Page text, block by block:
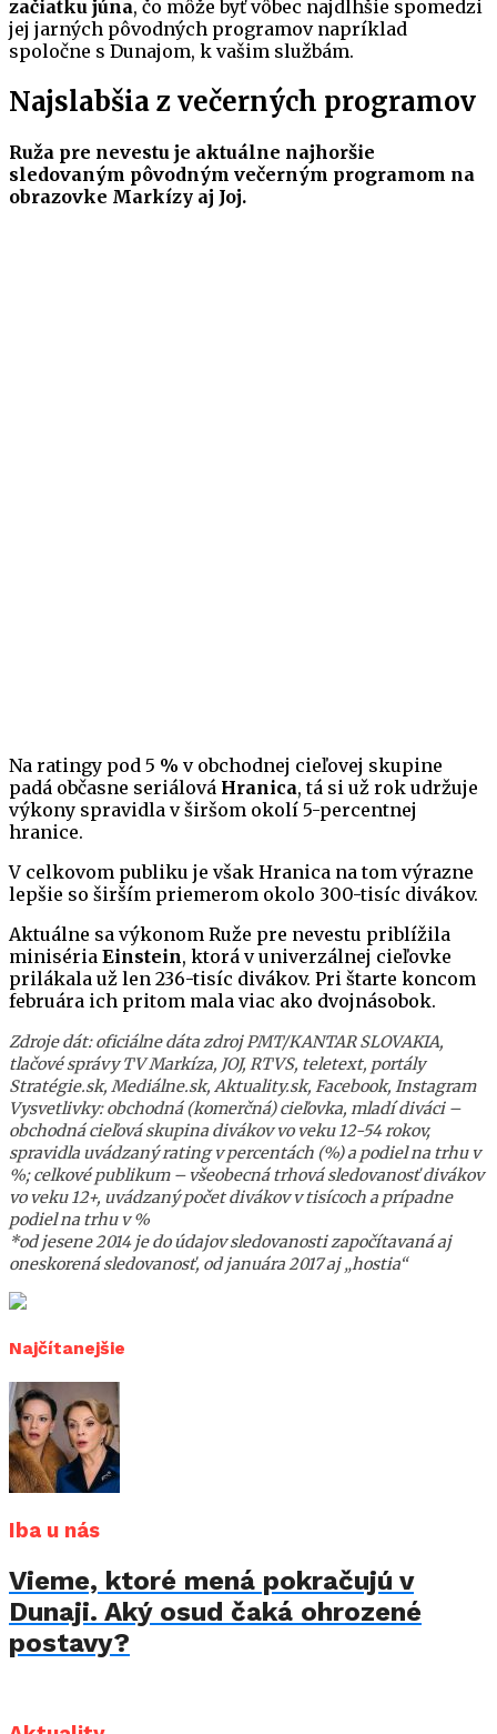
začiatku júna, čo môže byť vôbec najdlhšie spomedzi
jej jarných pôvodných programov napríklad
spoločne s Dunajom, k vašim službám.
Najslabšia z večerných programov
Ruža pre nevestu je aktuálne najhoršie
sledovaným pôvodným večerným programom na
obrazovke Markízy aj Joj.
Na ratingy pod 5 % v obchodnej cieľovej skupine
padá občasne seriálová Hranica, tá si už rok udržuje
výkony spravidla v širšom okolí 5-percentnej
hranice.
V celkovom publiku je však Hranica na tom výrazne
lepšie so širším priemerom okolo 300-tisíc divákov.
Aktuálne sa výkonom Ruže pre nevestu priblížila
miniséria Einstein, ktorá v univerzálnej cieľovke
prilákala už len 236-tisíc divákov. Pri štarte koncom
februára ich pritom mala viac ako dvojnásobok.
Zdroje dát: oficiálne dáta zdroj PMT/KANTAR SLOVAKIA,
tlačové správy TV Markíza, JOJ, RTVS, teletext, portály
Stratégie.sk, Mediálne.sk, Aktuality.sk, Facebook, Instagram
Vysvetlivky: obchodná (komerčná) cieľovka, mladí diváci –
obchodná cieľová skupina divákov vo veku 12-54 rokov,
spravidla uvádzaný rating v percentách (%) a podiel na trhu v
%; celkové publikum – všeobecná trhová sledovanosť divákov
vo veku 12+, uvádzaný počet divákov v tisícoch a prípadne
podiel na trhu v %
*od jesene 2014 je do údajov sledovanosti započítavaná aj
oneskorená sledovanosť, od januára 2017 aj „hostia“
Najčítanejšie
Iba u nás
Vieme, ktoré mená pokračujú v
Dunaji. Aký osud čaká ohrozené
postavy?